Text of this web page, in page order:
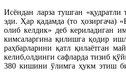
Исёндан ларза тушган «қудратли
эди. Ҳар қaдамда (то ҳозиргача)
олиб келдик» деб кериладиган
кимсаларгина қилишга қодир
раҳбарларини қатл қилаётган
келиб,олдинги сафларда тизиб
380 кишини ўлимга ҳукм этиш